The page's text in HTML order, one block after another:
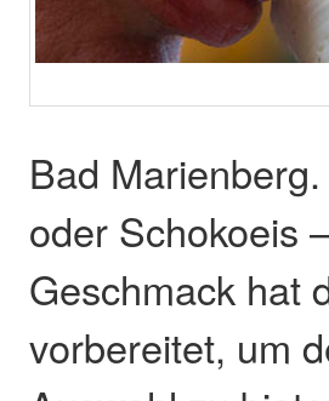
Bad
oder Schokoeis
Geschmack hat
vorbereitet, um